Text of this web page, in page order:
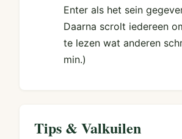
Enter als het sein
Daarna scrolt iedereen
te lezen wat anderen
min.)
Tips & Valkuilen